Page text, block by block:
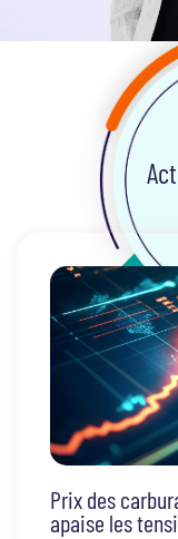
Prix des
apaise les